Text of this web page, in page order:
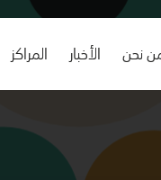
نحن الأخبار المراكز